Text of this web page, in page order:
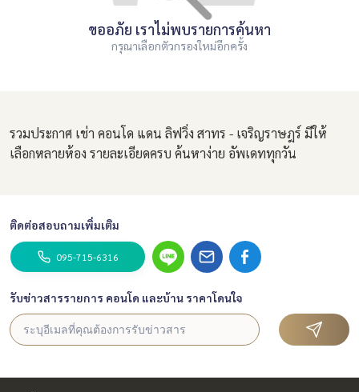
ขออภัย เราไม่พบรายการค้นหา
กรุณาเลือกตัวกรองใหม่อีกครั้ง
รวมประกาศ เช่า คอนโด แดน ลิฟวิ่ง สาทร - เจริญราษฎร์ มีให้
เลือกหลายห้อง รายละเอียดครบ ค้นหาง่าย อัพเดททุกวัน
ติดต่อสอบถามเพิ่มเติม
095-715-6316
รับข่าวสารรายการ คอนโด และบ้าน ราคาโดนใจ